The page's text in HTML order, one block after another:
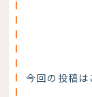
今回の投稿